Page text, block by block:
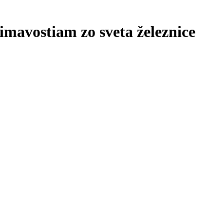
zo sveta železnice